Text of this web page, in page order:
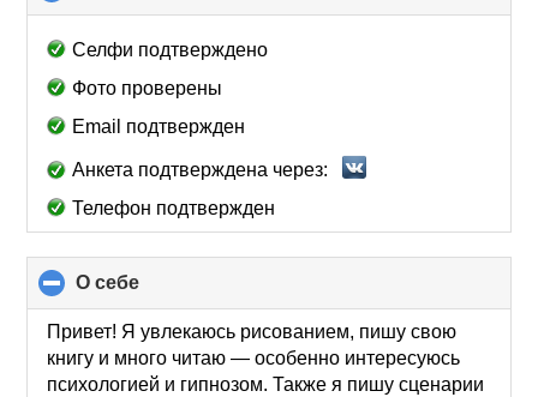
to
Селфи подтверждено
Фото проверены
Email подтвержден
Анкета подтверждена через:
Телефон подтвержден
О себе
to
collapse
contents
Привет! Я увлекаюсь рисованием, пишу свою
книгу и много читаю — особенно интересуюсь
психологией и гипнозом. Также я пишу сценарии